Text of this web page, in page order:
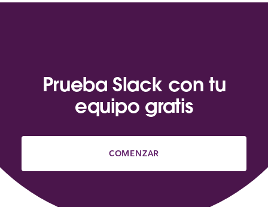
Prueba Slack con tu
equipo gratis
COMENZAR